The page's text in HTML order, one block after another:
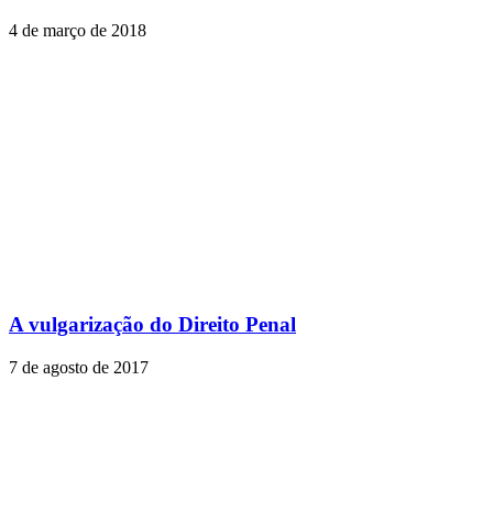
4 de março de 2018
A vulgarização do Direito Penal
7 de agosto de 2017